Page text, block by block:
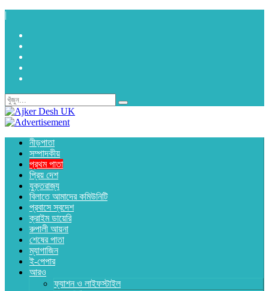
|
নীড়পাতা
সম্পাদকীয়
প্রথম পাতা
প্রিয় দেশ
যুক্তরাজ্য
বিলাতে আমাদের কমিউনিটি
প্রবাসে স্বদেশ
ক্রাইম ডায়েরি
রুপালী আয়না
শেষের পাতা
ম্যাগাজিন
ই-পেপার
আরও
ফ্যাশন ও লাইফস্টাইল